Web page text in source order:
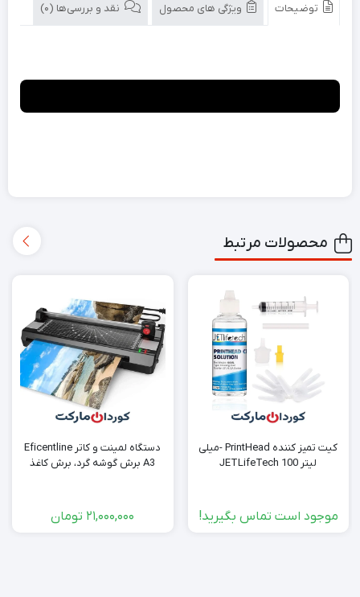
توضیحات ویژگی های محصول نقد و بررسی‌ها (0)
محصولات مرتبط
کیت تمیز کننده PrintHead -میلی
لیتر 100 JETLifeTech
موجود است تماس بگیرید!
دستگاه لمینت و کاتر Eficentline
A3 برش گوشه گرد، برش کاغذ
21,000,000 تومان